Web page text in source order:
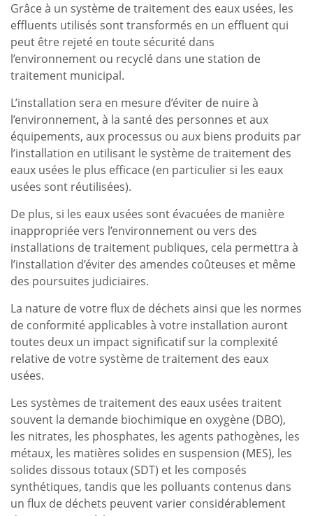
Grâce à un système de traitement des eaux usées, les
effluents utilisés sont transformés en un effluent qui
peut être rejeté en toute sécurité dans
l’environnement ou recyclé dans une station de
traitement municipal.
L’installation sera en mesure d’éviter de nuire à
l’environnement, à la santé des personnes et aux
équipements, aux processus ou aux biens produits par
l’installation en utilisant le système de traitement des
eaux usées le plus efficace (en particulier si les eaux
usées sont réutilisées).
De plus, si les eaux usées sont évacuées de manière
inappropriée vers l’environnement ou vers des
installations de traitement publiques, cela permettra à
l’installation d’éviter des amendes coûteuses et même
des poursuites judiciaires.
La nature de votre flux de déchets ainsi que les normes
de conformité applicables à votre installation auront
toutes deux un impact significatif sur la complexité
relative de votre système de traitement des eaux
usées.
Les systèmes de traitement des eaux usées traitent
souvent la demande biochimique en oxygène (DBO),
les nitrates, les phosphates, les agents pathogènes, les
métaux, les matières solides en suspension (MES), les
solides dissous totaux (SDT) et les composés
synthétiques, tandis que les polluants contenus dans
un flux de déchets peuvent varier considérablement